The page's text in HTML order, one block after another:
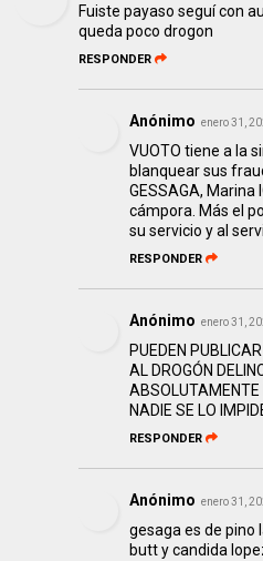
Fuiste payaso seguí con
queda poco drogon
RESPONDER
Anónimo enero 31,
VUOTO tiene a la
blanquear sus
GESSAGA, Marina
cámpora. Más el
su servicio y al
RESPONDER
Anónimo enero 31,
PUEDEN
AL DROGÓN
ABSOLUTAMENTE
NADIE SE LO
RESPONDER
Anónimo enero 31,
gesaga es de pino
butt y candida